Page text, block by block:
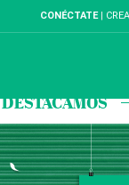
CONÉCTATE
DESTACAMOS